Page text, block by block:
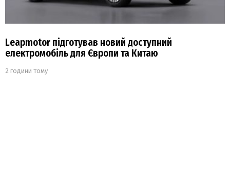
Leapmotor підготував новий доступний
електромобіль для Європи та Китаю
2 години тому